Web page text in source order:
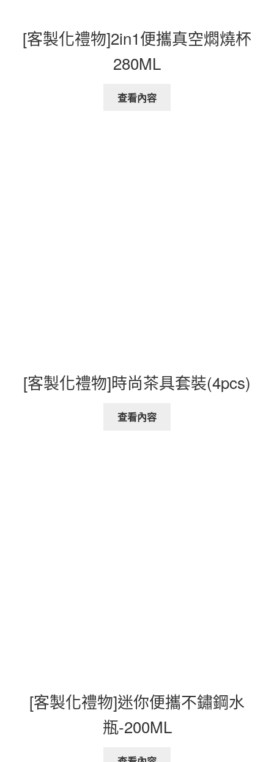
[客製化禮物]2in1便攜真空燜燒杯
280ML
查看內容
[客製化禮物]時尚茶具套裝(4pcs)
查看內容
[客製化禮物]迷你便攜不鏽鋼水
瓶-200ML